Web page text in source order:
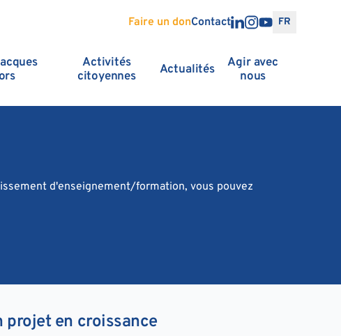
Faire un donContact FR
Activités
citoyennes
Actualités
Agir avec
nous
d'enseignement/formation, vous pouvez
projet en croissance